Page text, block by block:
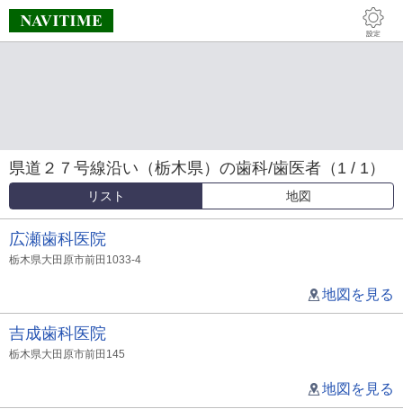
県道２７号線沿い（栃木県）の歯科/歯医者（1 / 1）
リスト 地図
広瀬歯科医院
栃木県大田原市前田1033-4
地図を見る
吉成歯科医院
栃木県大田原市前田145
地図を見る